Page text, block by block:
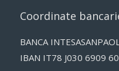
Coordinate
BANCA
IBAN IT78 J030 6909